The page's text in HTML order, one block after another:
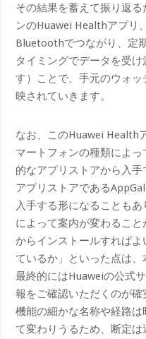
その結果を蓄えて振り返
ンのHuawei Healthアプリ
Bluetoothでつながり、定
タイミングでデータを受
す）ことで、手元のウォ
映されていきます。
なお、このHuawei Health
マートフォンの種類によ
的なアプリストアから入
アプリストアである
入手する形になることも
によって案内が変わるこ
からインストールすれば
ているか」といった点は、
最終的にはHuaweiの公式
報をご確認いただくのが確
機能の細かな名称や経路
て変わりうるため、断定